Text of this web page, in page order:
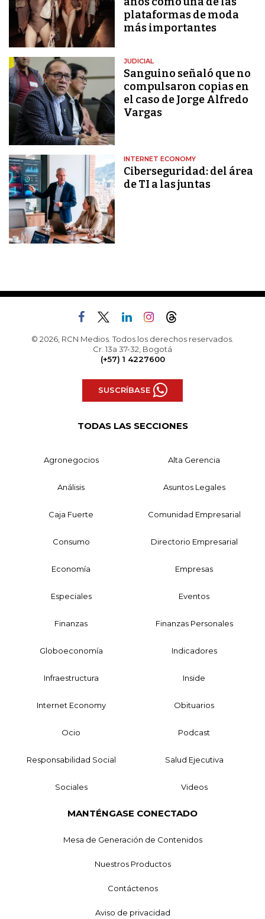
plataformas de moda
más importantes
JUDICIAL
Sanguino señaló que no
compulsaron copias en
el caso de Jorge Alfredo
Vargas
INTERNET ECONOMY
Ciberseguridad: del área
de TI a las juntas
© 2026, RCN Medios. Todos los derechos reservados.
Cr. 13a 37-32, Bogotá
(+57) 1 4227600
SUSCRÍBASE
TODAS LAS SECCIONES
Agronegocios Alta Gerencia
Análisis Asuntos Legales
Caja Fuerte Comunidad Empresarial
Consumo Directorio Empresarial
Economía Empresas
Especiales Eventos
Finanzas Finanzas Personales
Globoeconomía Indicadores
Infraestructura Inside
Internet Economy Obituarios
Ocio Podcast
Responsabilidad Social Salud Ejecutiva
Sociales Videos
MANTÉNGASE CONECTADO
Mesa de Generación de Contenidos
Nuestros Productos
Contáctenos
Aviso de privacidad